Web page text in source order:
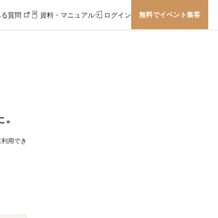
質問 資料・マニュアル ログイン 無料でイベント集客
用でき